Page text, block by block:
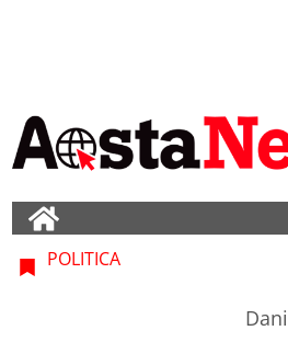
POLITICA